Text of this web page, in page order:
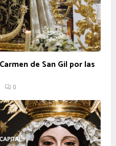
de San Gil por las
0